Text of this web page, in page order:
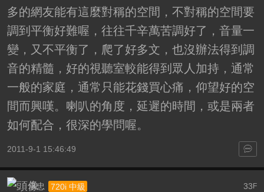
多的網友能有這麼對稱的空間，不對稱的空間要
調到平衡好難喔，往往千辛萬苦調好了，音量一
變，又不平衡了，爬了好多文，也沒辦法得到調
音的精髓，好的視聽室較能得到眾人加持，通常
一般的家庭，通常只能花錢買心痛，仰望好的空
間而興嘆。喇叭的角度，延遲的時間，或是兩者
如何配合，很深的學問喔。
2011-9-1 15:46:49
33 F
承忠 720i 中級